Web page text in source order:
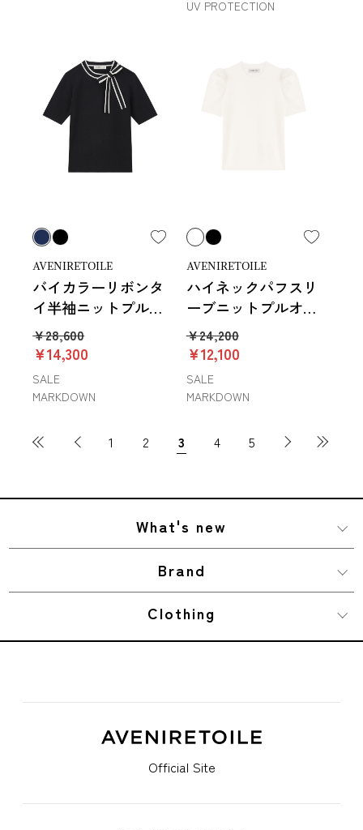
UV PROTECTION
AVENIRETOILE
バイカラーリボンタ
イ半袖ニットプルオ
ーバー
￥28,600
￥14,300
SALE
MARKDOWN
AVENIRETOILE
ハイネックパフスリ
ーブニットプルオー
バー
￥24,200
￥12,100
SALE
MARKDOWN
1 2 3 4 5
What's new
Brand
Clothing
Official Site